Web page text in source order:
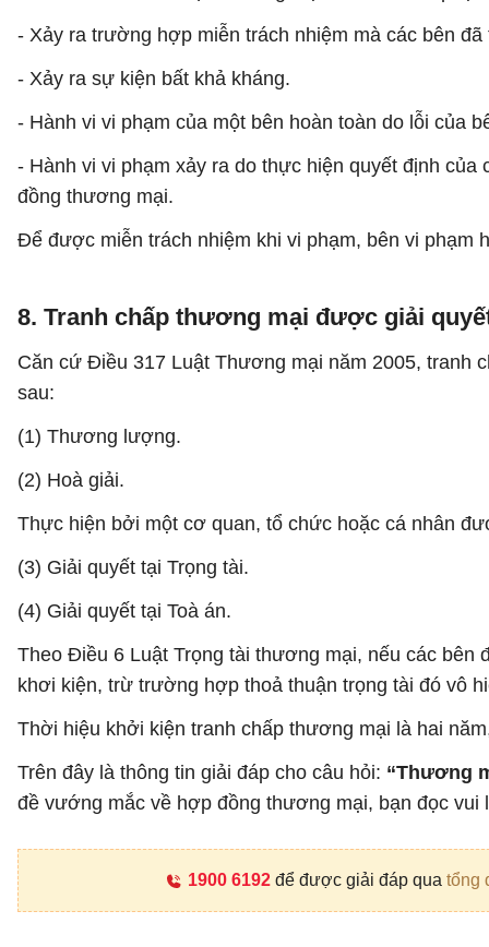
- Xảy ra trường hợp miễn trách nhiệm mà các bên
- Xảy ra sự kiện bất khả kháng.
- Hành vi vi phạm của một bên hoàn toàn do lỗi của
- Hành vi vi phạm xảy ra do thực hiện quyết định
đồng thương mại.
Để được miễn trách nhiệm khi vi phạm, bên vi
8. Tranh chấp thương mại được giải
Căn cứ Điều 317 Luật Thương mại năm 2005, tranh
sau:
(1) Thương lượng.
(2) Hoà giải.
Thực hiện bởi một cơ quan, tổ chức hoặc cá nhân
(3) Giải quyết tại Trọng tài.
(4) Giải quyết tại Toà án.
Theo Điều 6 Luật Trọng tài thương mại, nếu các bên
khơi kiện, trừ trường hợp thoả thuận trọng tài đó vô
Thời hiệu khởi kiện tranh chấp thương mại là hai
Trên đây là thông tin giải đáp cho câu hỏi: “Thương
đề vướng mắc về hợp đồng thương mại, bạn đọc vui
1900 6192để được giải đáp qua tổng